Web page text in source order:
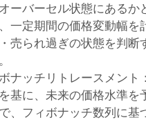
ーバーセル状態にあるか
一定期間の価格変動幅を
売られ過ぎの状態を判断
ナッチリトレースメント
基に、未来の価格水準を
、フィボナッチ数列に基